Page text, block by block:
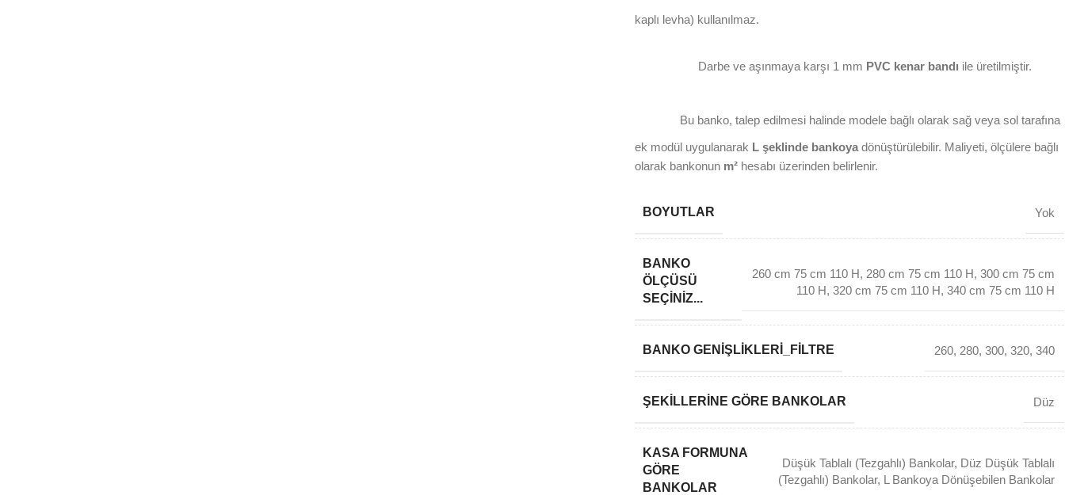
kaplı levha) kullanılmaz.
Darbe ve aşınmaya karşı 1 mm PVC kenar bandı ile üretilmiştir.
Bu banko, talep edilmesi halinde modele bağlı olarak sağ veya sol tarafına
ek modül uygulanarak L şeklinde bankoya dönüştürülebilir. Maliyeti, ölçülere bağlı
olarak bankonun m² hesabı üzerinden belirlenir.
BOYUTLAR Yok
BANKO
ÖLÇÜSÜ
SEÇINIZ...
260 cm 75 cm 110 H, 280 cm 75 cm 110 H,300 cm 75 cm
110 H,320 cm 75 cm 110 H,340 cm 75 cm 110 H
BANKO GENIŞLIKLERI_FILTRE 260, 280,300,320,340
ŞEKILLERINE GÖRE BANKOLAR Düz
KASA FORMUNA
GÖRE
BANKOLAR
Düşük Tablalı (Tezgahlı) Bankolar, Düz Düşük Tablalı
(Tezgahlı) Bankolar, L Bankoya Dönüşebilen Bankolar